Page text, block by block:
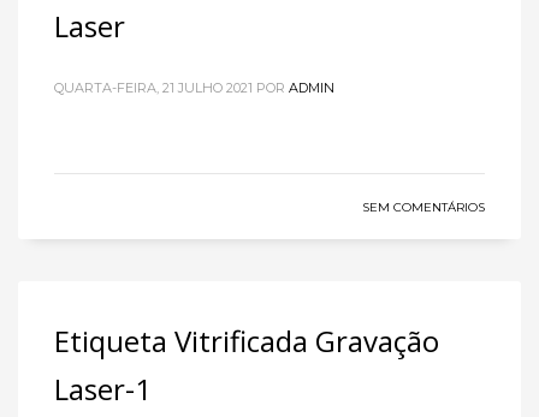
Laser
QUARTA-FEIRA, 21 JULHO 2021 POR ADMIN
SEM COMENTÁRIOS
Etiqueta Vitrificada Gravação
Laser-1